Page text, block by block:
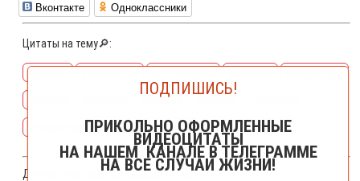
Вконтакте Одноклассники
Цитаты на тему🔎:
качанов
встреча
встретиться незнакомка обомлеть
Другие цитаты из фильмаДаун Хаус
ПОДПИШИСЬ!
ПРИКОЛЬНО ОФОРМЛЕННЫЕ
ВИДЕОЦИТАТЫ
НА НАШЕМ КАНАЛЕ В ТЕЛЕГРАММЕ
НА ВСЕ СЛУЧАИ ЖИЗНИ!